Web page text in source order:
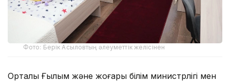
Фото: Берік Асыловтың әлеуметтік желісінен
Орталық Ғылым және жоғары білім министрлігі мен